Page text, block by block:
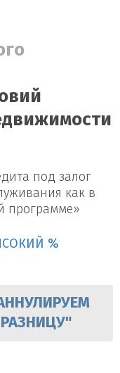
под залог
как в
программе»
%